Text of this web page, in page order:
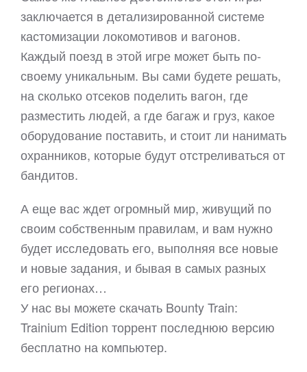
заключается в детализированной системе
кастомизации локомотивов и вагонов.
Каждый поезд в этой игре может быть по-
своему уникальным. Вы сами будете решать,
на сколько отсеков поделить вагон, где
разместить людей, а где багаж и груз, какое
оборудование поставить, и стоит ли нанимать
охранников, которые будут отстреливаться от
бандитов.
А еще вас ждет огромный мир, живущий по
своим собственным правилам, и вам нужно
будет исследовать его, выполняя все новые
и новые задания, и бывая в самых разных
его регионах…
У нас вы можете скачать Bounty Train:
Trainium Edition торрент последнюю версию
бесплатно на компьютер.